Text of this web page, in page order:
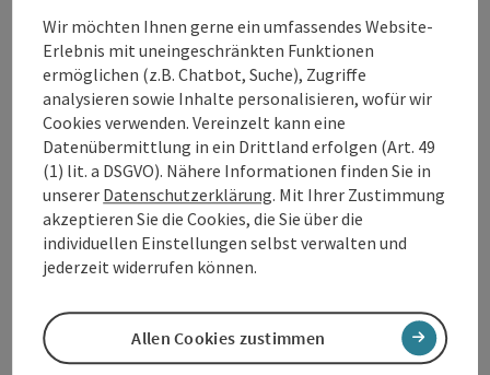
Kontakt
Öffnungszeiten
Anreise/Lage
Barrierefreiheit
Beitrag merken Beitrag drucken
Wir möchten Ihnen gerne ein umfassendes Website-
Erlebnis mit uneingeschränkten Funktionen
ermöglichen (z.B. Chatbot, Suche), Zugriffe
analysieren sowie Inhalte personalisieren, wofür wir
Cookies verwenden. Vereinzelt kann eine
Datenübermittlung in ein Drittland erfolgen (Art. 49
(1) lit. a DSGVO). Nähere Informationen finden Sie in
unserer Datenschutzerklärung. Mit Ihrer Zustimmung
akzeptieren Sie die Cookies, die Sie über die
individuellen Einstellungen selbst verwalten und
jederzeit widerrufen können.
Allen Cookies zustimmen